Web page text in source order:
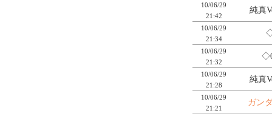
10/06/29
21:42
純真
10/06/29
21:34
10/06/29
21:32
10/06/29
21:28
純真
10/06/29
21:21
ガン